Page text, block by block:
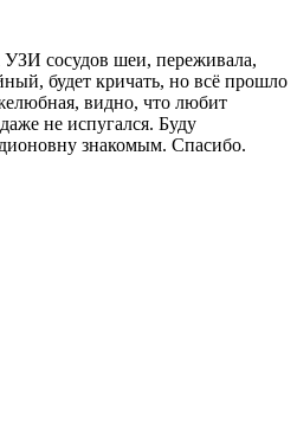
УЗИ сосудов шеи, переживала,
будет кричать, но всё прошло
видно, что любит
не испугался. Буду
знакомым. Спасибо.